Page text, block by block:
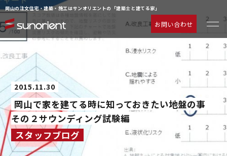
岡山の注文住宅・建築・施工はサンオリエントの「建築士と建てる家」
お問い合わせ
一級建築士の相談室
注文住宅について
ラインナップ
サービス
施工事例
物件情報
お客様の声
動画ギャラリー
企業情報
お知らせ
お問い合わせ
2015.11.30
岡山で家を建てる時に知っておきたい地盤の事
その２サウンディング試験編
スタッフブログ